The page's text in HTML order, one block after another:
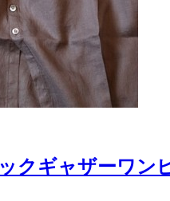
クギャザーワン